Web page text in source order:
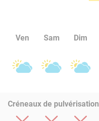
Ven Sam Dim
Créneaux de pulvérisation